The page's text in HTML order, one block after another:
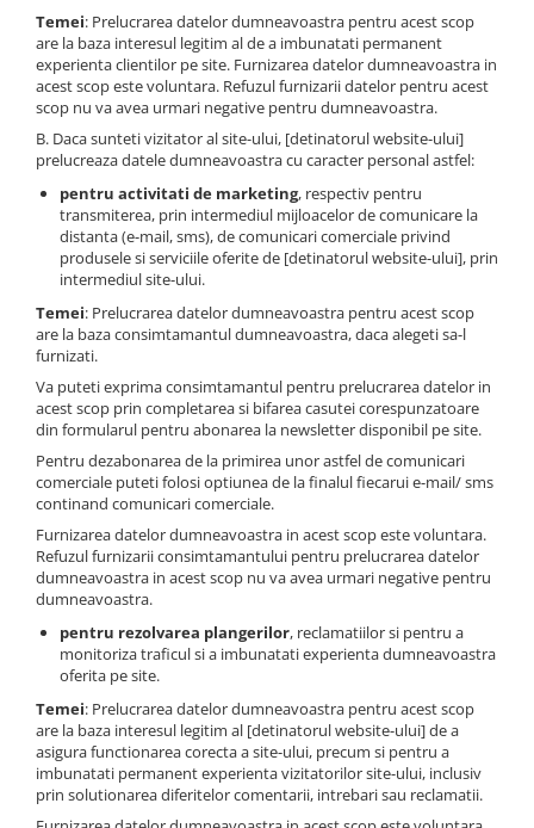
Temei: Prelucrarea datelor dumneavoastra pentru acest scop
are la baza interesul legitim al de a imbunatati permanent
experienta clientilor pe site. Furnizarea datelor dumneavoastra in
acest scop este voluntara. Refuzul furnizarii datelor pentru acest
scop nu va avea urmari negative pentru dumneavoastra.
B. Daca sunteti vizitator al site-ului, [detinatorul website-ului]
prelucreaza datele dumneavoastra cu caracter personal astfel:
pentru activitati de marketing, respectiv pentru
transmiterea, prin intermediul mijloacelor de comunicare la
distanta (e-mail, sms), de comunicari comerciale privind
produsele si serviciile oferite de [detinatorul website-ului], prin
intermediul site-ului.
Temei: Prelucrarea datelor dumneavoastra pentru acest scop
are la baza consimtamantul dumneavoastra, daca alegeti sa-l
furnizati.
Va puteti exprima consimtamantul pentru prelucrarea datelor in
acest scop prin completarea si bifarea casutei corespunzatoare
din formularul pentru abonarea la newsletter disponibil pe site.
Pentru dezabonarea de la primirea unor astfel de comunicari
comerciale puteti folosi optiunea de la finalul fiecarui e-mail/ sms
continand comunicari comerciale.
Furnizarea datelor dumneavoastra in acest scop este voluntara.
Refuzul furnizarii consimtamantului pentru prelucrarea datelor
dumneavoastra in acest scop nu va avea urmari negative pentru
dumneavoastra.
pentru rezolvarea plangerilor, reclamatiilor si pentru a
monitoriza traficul si a imbunatati experienta dumneavoastra
oferita pe site.
Temei: Prelucrarea datelor dumneavoastra pentru acest scop
are la baza interesul legitim al [detinatorul website-ului] de a
asigura functionarea corecta a site-ului, precum si pentru a
imbunatati permanent experienta vizitatorilor site-ului, inclusiv
prin solutionarea diferitelor comentarii, intrebari sau reclamatii.